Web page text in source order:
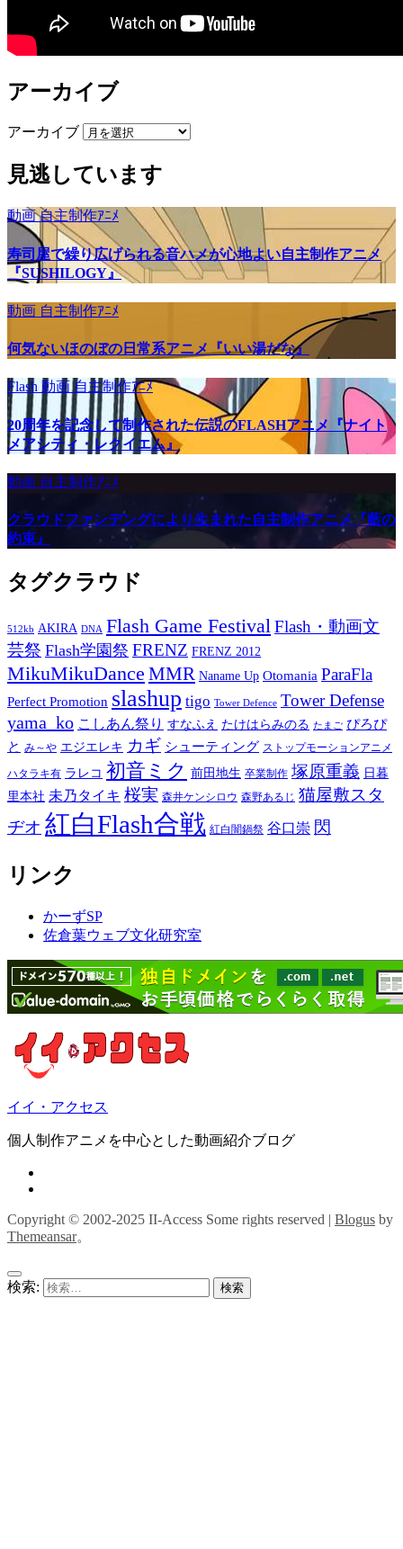
アーカイブ
アーカイブ
見逃しています
動画自主制作ｱﾆﾒ
寿司屋で繰り広げられる音ハメが心地よい自主制作アニメ
『SUSHILOGY』
動画 自主制作ｱﾆﾒ
何気ないほのぼの日常系アニメ『いい湯だな』
Flash 動画自主制作ｱﾆﾒ
20周年を記念して制作された伝説のFLASHアニメ『ナイト
メアシティ・レクイエム』
動画 自主制作ｱﾆﾒ
クラウドファンデングにより生まれた自主制作アニメ『藍の
約束』
タグクラウド
512kb AKIRA DNA Flash Game FestivalFlash・動画文
芸祭 Flash学園祭 FRENZ FRENZ 2012
MikuMikuDance MMR Naname Up Otomania ParaFla
Perfect Promotion slashup tigo Tower Defence Tower Defense
yama_ko こしあん祭り すなふえ たけはらみのる たまご ぴろぴ
と み～や エジエレキ カギ シューティング ストップモーションアニメ
ハタラキ有 ラレコ 初音ミク 前田地生 卒業制作 塚原重義 日暮
里本社 未乃タイキ 桜実 森井ケンシロウ 森野あるじ 猫屋敷スタ
ヂオ 紅白Flash合戦 紅白闇鍋祭 谷口崇 閃
リンク
かーずSP
佐倉葉ウェブ文化研究室
イイ・アクセス
個人制作アニメを中心とした動画紹介ブログ
Copyright © 2002-2025 II-Access Some rights reserved | Blogus by
Themeansar。
検索: